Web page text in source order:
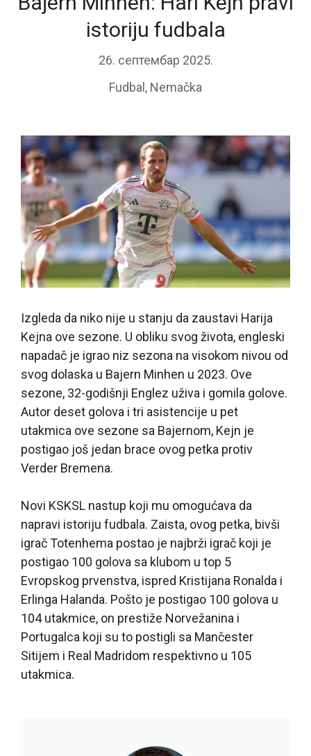
istoriju fudbala
26. септембар 2025.
Fudbal , Nemačka
Izgleda da niko nije u stanju da zaustavi Harija
Kejna ove sezone. U obliku svog života, engleski
napadač je igrao niz sezona na visokom nivou od
svog dolaska u Bajern Minhen u 2023. Ove
sezone, 32-godišnji Englez uživa i gomila golove.
Autor deset golova i tri asistencije u pet
utakmica ove sezone sa Bajernom, Kejn je
postigao još jedan brace ovog petka protiv
Verder Bremena.
Novi KSKSL nastup koji mu omogućava da
napravi istoriju fudbala. Zaista, ovog petka, bivši
igrač Totenhema postao je najbrži igrač koji je
postigao 100 golova sa klubom u top 5
Evropskog prvenstva, ispred Kristijana Ronalda i
Erlinga Halanda. Pošto je postigao 100 golova u
104 utakmice, on prestiže Norvežanina i
Portugalca koji su to postigli sa Mančester
Sitijem i Real Madridom respektivno u 105
utakmica.